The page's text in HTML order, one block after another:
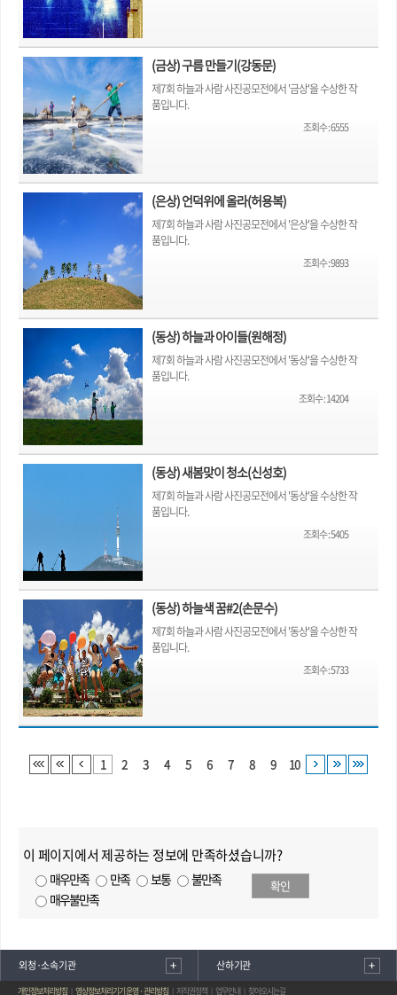
(금상) 구름 만들기(강동문)
제7회 하늘과 사람 사진공모전에서 '금상'을 수상한 작
품입니다.
조회수:6555
(은상) 언덕위에 올라(허용복)
제7회 하늘과 사람 사진공모전에서 '은상'을 수상한 작
품입니다.
조회수:9893
(동상) 하늘과 아이들(원해정)
제7회 하늘과 사람 사진공모전에서 '동상'을 수상한 작
품입니다.
조회수:14204
(동상) 새봄맞이 청소(신성호)
제7회 하늘과 사람 사진공모전에서 '동상'을 수상한 작
품입니다.
조회수:5405
(동상) 하늘색 꿈#2(손문수)
제7회 하늘과 사람 사진공모전에서 '동상'을 수상한 작
품입니다.
조회수:5733
1 2 3 4 5 6 7 8 9 10
이 페이지에서 제공하는 정보에 만족하셨습니까?
매우만족 만족 보통
불만족
매우불만족
확인
외청·소속기관 산하기관
개인정보처리방침 영상정보처리기기 운영 · 관리방침 저작권정책 업무안내 찾아오시는길